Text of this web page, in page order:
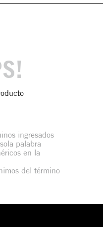
ingresados
palabra
en la
del término